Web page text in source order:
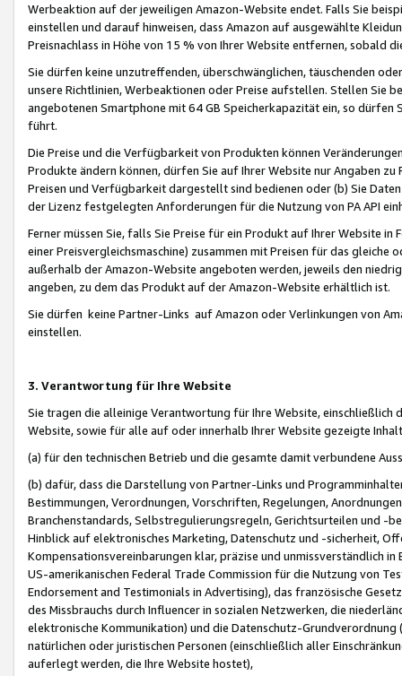
Werbeaktion auf der jeweiligen Amazon-Website endet. Falls Sie
einstellen und darauf hinweisen, dass Amazon auf ausgewählte
Preisnachlass in Höhe von 15 % von Ihrer Website entfernen, sobald
Sie dürfen keine unzutreffenden, überschwänglichen, täuschenden
unsere Richtlinien, Werbeaktionen oder Preise aufstellen. Stellen Sie
angebotenen Smartphone mit 64 GB Speicherkapazität ein, so dürfen
führt.
Die Preise und die Verfügbarkeit von Produkten können
Produkte ändern können, dürfen Sie auf Ihrer Website nur Angaben
Preisen und Verfügbarkeit dargestellt sind bedienen oder (b) Sie
der Lizenz festgelegten Anforderungen für die Nutzung von PA API
Ferner müssen Sie, falls Sie Preise für ein Produkt auf Ihrer Website
einer Preisvergleichsmaschine) zusammen mit Preisen für das
außerhalb der Amazon-Website angeboten werden, jeweils den
angeben, zu dem das Produkt auf der Amazon-Website erhältlich ist.
Sie dürfen keine Partner-Links auf Amazon oder Verlinkungen von
einstellen.
3. Verantwortung für Ihre Website
Sie tragen die alleinige Verantwortung für Ihre Website,
Website, sowie für alle auf oder innerhalb Ihrer Website gezeigte
(a) für den technischen Betrieb und die gesamte damit verbundene
(b) dafür, dass die Darstellung von Partner-Links und
Bestimmungen, Verordnungen, Vorschriften, Regelungen,
Branchenstandards, Selbstregulierungsregeln, Gerichtsurteilen und -
Hinblick auf elektronisches Marketing, Datenschutz und -sicherheit,
Kompensationsvereinbarungen klar, präzise und unmissverständlich
US-amerikanischen Federal Trade Commission für die Nutzung von
Endorsement and Testimonials in Advertising), das französische
des Missbrauchs durch Influencer in sozialen Netzwerken, die
elektronische Kommunikation) und die Datenschutz-
natürlichen oder juristischen Personen (einschließlich aller
auferlegt werden, die Ihre Website hostet),